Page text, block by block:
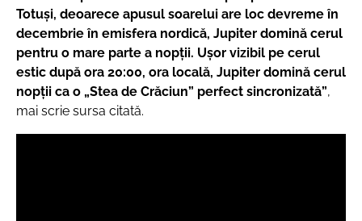
Totuși, deoarece apusul soarelui are loc devreme în
decembrie în emisfera nordică, Jupiter domină cerul
pentru o mare parte a nopții. Ușor vizibil pe cerul
estic după ora 20:00, ora locală, Jupiter domină cerul
nopții ca o „Stea de Crăciun” perfect sincronizată”,
mai scrie sursa citată.